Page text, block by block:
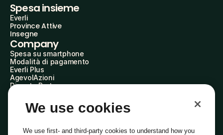
Spesa insieme
Everli
Province Attive
Insegne
Company
Spesa su smartphone
Modalità di pagamento
Everli Plus
AgevolAzioni
Diventa Partner
Everli Shoppers
About Us
Everli News
We use cookies
We use first- and third-party cookies to understand how you